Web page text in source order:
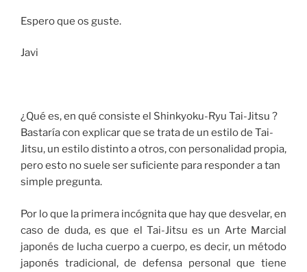
Espero que os guste.
Javi
¿Qué es, en qué consiste el Shinkyoku-Ryu Tai-Jitsu ?
Bastaría con explicar que se trata de un estilo de Tai-
Jitsu, un estilo distinto a otros, con personalidad propia,
pero esto no suele ser suficiente para responder a tan
simple pregunta.
Por lo que la primera incógnita que hay que desvelar, en
caso de duda, es que el Tai-Jitsu es un Arte Marcial
japonés de lucha cuerpo a cuerpo, es decir, un método
japonés tradicional, de defensa personal que tiene